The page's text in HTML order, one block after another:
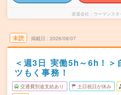
派遣会社 ウーマンスタ
未読 掲載日 2026/08/07
＜週3日 実働5h～6h！＞
ツもく事務！
交通費別途支給あり 土日祝日が休み